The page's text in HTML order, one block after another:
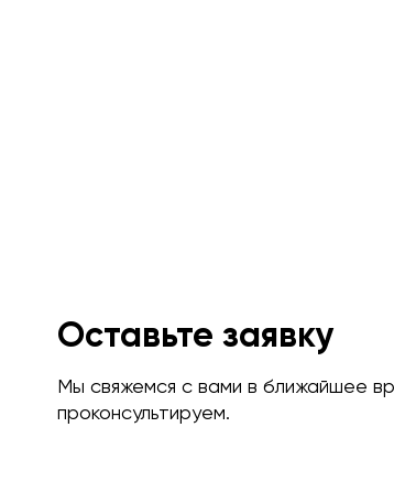
Оставьте заявку
Мы свяжемся с вами в ближайшее
проконсультируем.